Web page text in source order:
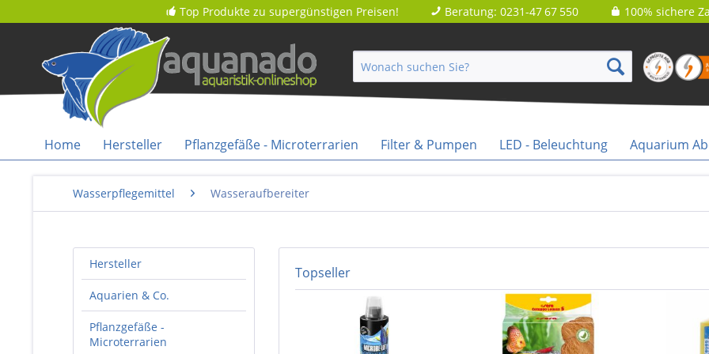
Top Produkte zu supergünstigen Preisen! Beratung: 0231-47 67 550
100% sichere
Home Hersteller Pflanzgefäße - Microterrarien Filter & Pumpen LED - Beleuchtung Aquarium
Wasserpflegemittel Wasseraufbereiter
Hersteller
Aquarien & Co.
Pflanzgefäße -
Microterrarien
Topseller